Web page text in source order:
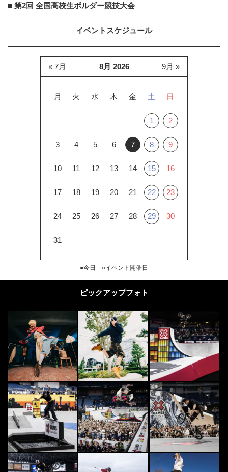
■ 第2回 全国高校生ボルダー競技大会
イベントスケジュール
8月 2026
月 火 水 木 金 土 日
1 2
3 4 5 6 7 8 9
10 11 12 13 14 15 16
17 18 19 20 21 22 23
24 25 26 27 28 29 30
31
« 7月 9月 »
●今日 ○イベント開催日
ピックアップフォト